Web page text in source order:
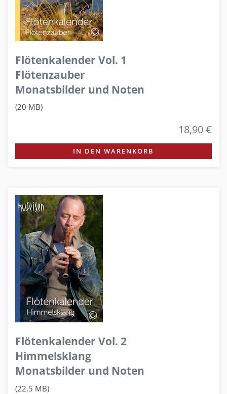
Flötenkalender Vol. 1
Flötenzauber
Monatsbilder und Noten
(20 MB)
18,90 €
IN DEN WARENKORB
Flötenkalender Vol. 2
Himmelsklang
Monatsbilder und Noten
(22,5 MB)